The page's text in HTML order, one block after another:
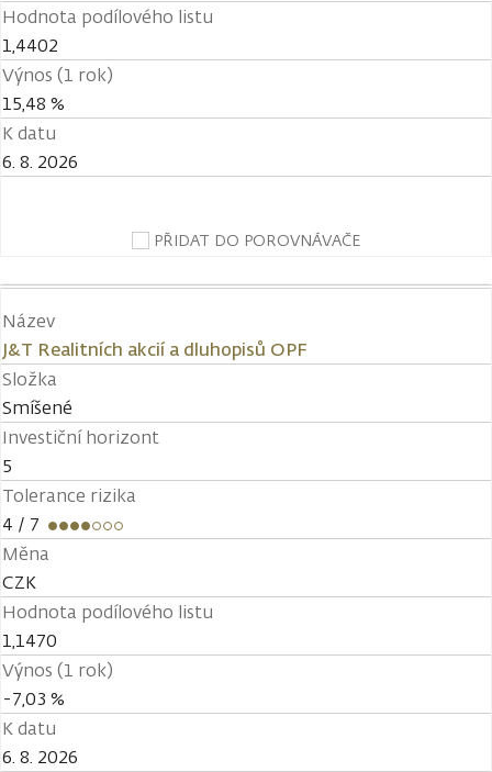
Hodnota podílového listu
1,4402
Výnos (1 rok)
15,48 %
K datu
6. 8. 2026
PŘIDAT DO POROVNÁVAČE
Název
J&T Realitních akcií a dluhopisů OPF
Složka
Smíšené
Investiční horizont
5
Tolerance rizika
4 / 7
Měna
CZK
Hodnota podílového listu
1,1470
Výnos (1 rok)
-7,03 %
K datu
6. 8. 2026